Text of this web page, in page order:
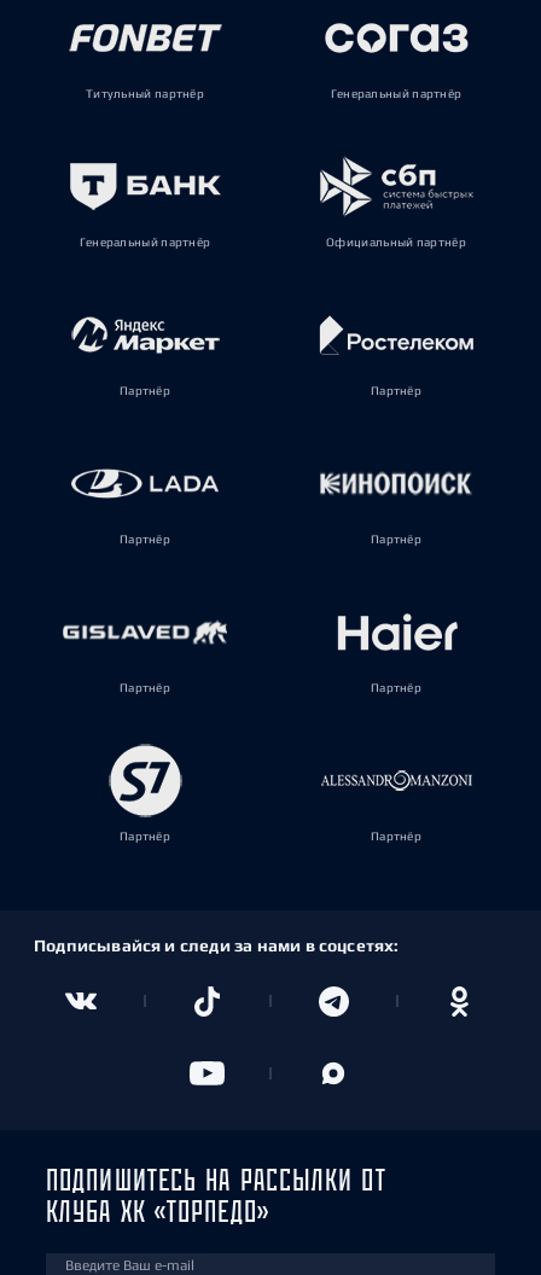
Титульный партнёр Генеральный партнёр
Генеральный партнёр Официальный партнёр
Партнёр Партнёр
Партнёр Партнёр
Партнёр Партнёр
Партнёр Партнёр
Подписывайся и следи за нами в соцсетях:
ПОДПИШИТЕСЬ НА РАССЫЛКИ ОТ
КЛУБА ХК «ТОРПЕДО»
Введите Ваш e-mail